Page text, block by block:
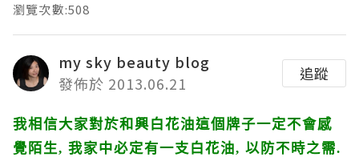
瀏覽次數:508
my sky beauty blog
發佈於 2013.06.21
追蹤
我相信大家對於和興白花油這個牌子一定不會感
覺陌生, 我家中必定有一支白花油, 以防不時之需.